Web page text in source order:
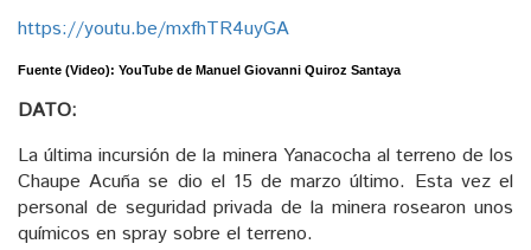
https://youtu.be/mxfhTR4uyGA
Fuente (Video): YouTube de Manuel Giovanni Quiroz Santaya
DATO:
La última incursión de la minera Yanacocha al terreno de los
Chaupe Acuña se dio el 15 de marzo último. Esta vez el
personal de seguridad privada de la minera rosearon unos
químicos en spray sobre el terreno.